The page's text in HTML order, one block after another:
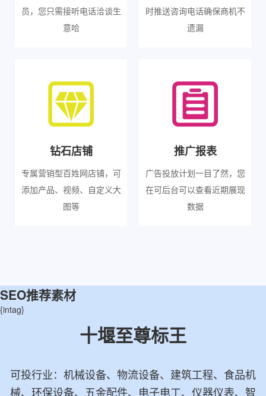
员，您只需接听电话洽谈生
意哈
时推送咨询电话确保商机不
遗漏
钻石店铺
专属营销型百姓网店铺，可
添加产品、视频、自定义大
图等
推广报表
广告投放计划一目了然，您
在可后台可以查看近期展现
数据
SEO推荐素材
{intag}
十堰至尊标王
可投行业：机械设备、物流设备、建筑工程、食品机
械、环保设备、五金配件、电子电工、仪器仪表、智